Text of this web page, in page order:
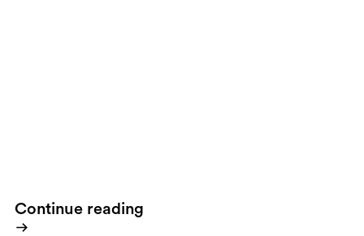
Continue reading